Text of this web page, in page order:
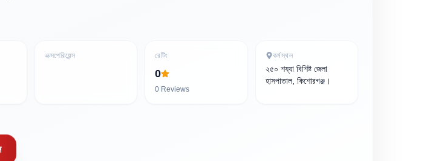
এক্সপেরিয়েন্স রেটিং
0
0 Reviews
কর্মস্থল
২৫০ শয্যা বিশিষ্ট জেলা
হাসপাতাল, কিশোরগঞ্জ।